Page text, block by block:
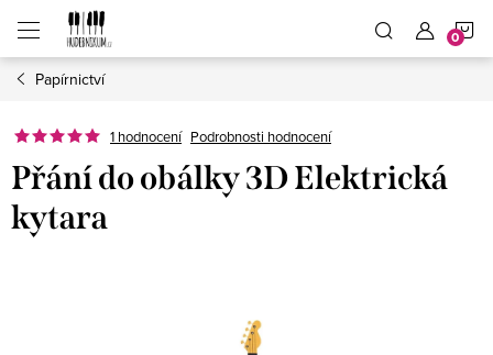
obsah
Papírnictví
1 hodnocení Podrobnosti hodnocení
Přání do obálky 3D Elektrická
kytara